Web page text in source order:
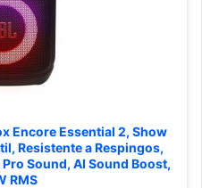
Encore Essential 2, Show
Resistente a Respingos,
Sound, AI Sound Boost,
RMS